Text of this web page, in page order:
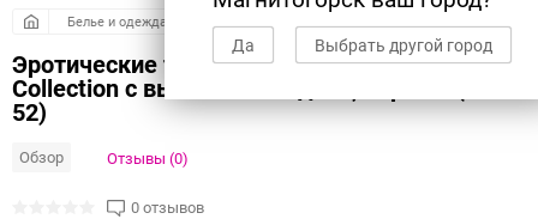
Да Выбрать другой город
Белье и одежда
Эротические трусики-пояс Erolanta Lingerie
Collection с высокой посадкой, черные (50-
52)
Обзор Отзывы (0)
0 отзывов